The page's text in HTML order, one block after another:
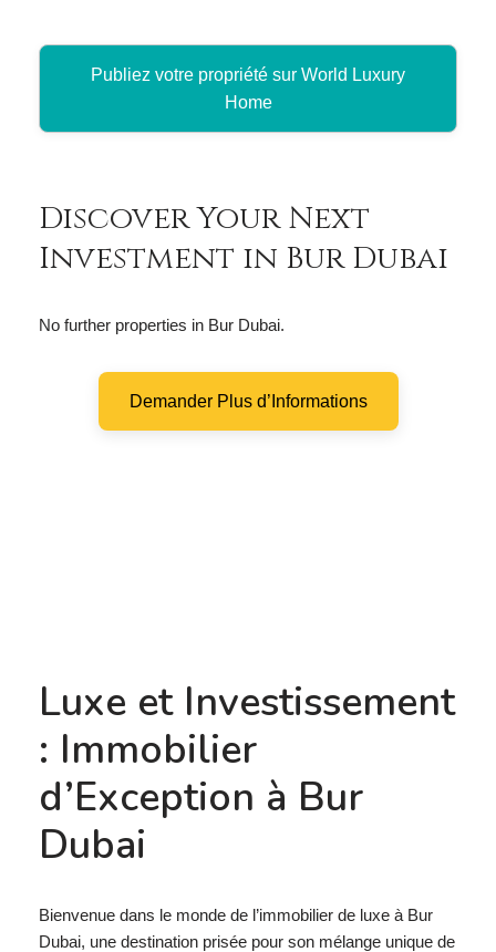
Publiez votre propriété sur World Luxury
Home
Discover Your Next
Investment in Bur Dubai
No further properties in Bur Dubai.
Demander Plus d’Informations
Luxe et Investissement
: Immobilier
d’Exception à Bur
Dubai
Bienvenue dans le monde de l’immobilier de luxe à Bur
Dubai, une destination prisée pour son mélange unique de